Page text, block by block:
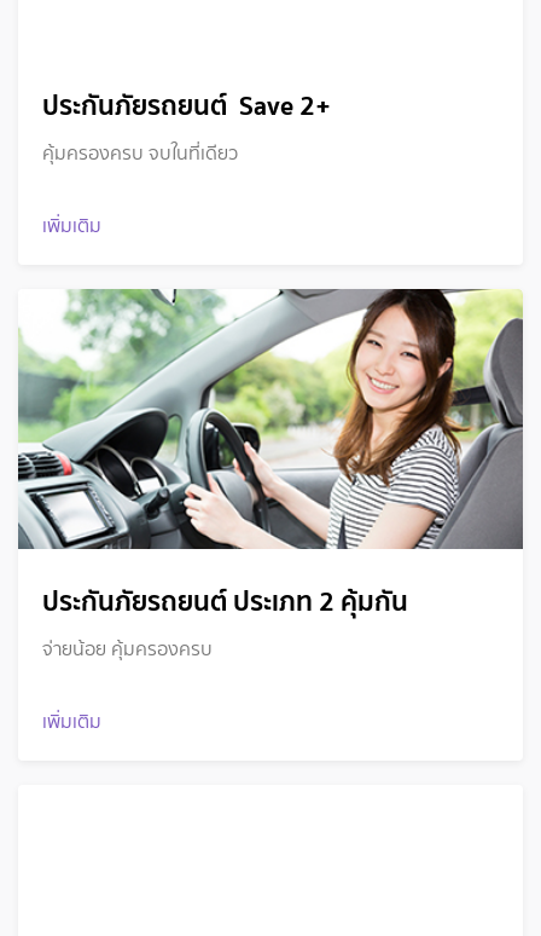
ประกันภัยรถยนต์ Save 2+
คุ้มครองครบ จบในที่เดียว
เพิ่มเติม
ประกันภัยรถยนต์ ประเภท 2 คุ้มกัน
จ่ายน้อย คุ้มครองครบ
เพิ่มเติม